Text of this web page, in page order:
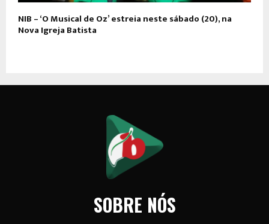
NIB – ‘O Musical de Oz’ estreia neste sábado (20), na
Nova Igreja Batista
SOBRE NÓS